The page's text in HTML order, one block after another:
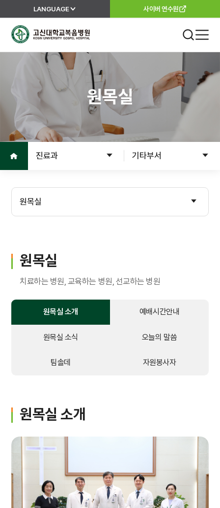
LANGUAGE 사이버 연수원
진료 안내
진료과
이용안내
병원소개
외래진료
진료안내
진료절차
진료의뢰서
입원준비
응급진료
대리처방
원목실
진료과 기타부서
원목실
원목실
치료하는 병원, 교육하는 병원, 선교하는 병원
원목실 소개 예배시간안내
원목실 소식 오늘의 말씀
팀솔데 자원봉사자
원목실 소개